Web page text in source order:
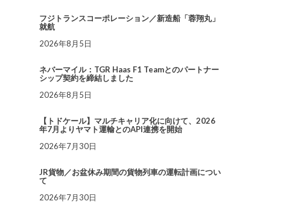
フジトランスコーポレーション／新造船「蓉翔丸」
就航
2026年8月5日
ネバーマイル：TGR Haas F1 Teamとのパートナー
シップ契約を締結しました
2026年8月5日
【トドケール】マルチキャリア化に向けて、2026
年7月よりヤマト運輸とのAPI連携を開始
2026年7月30日
JR貨物／お盆休み期間の貨物列車の運転計画につい
て
2026年7月30日